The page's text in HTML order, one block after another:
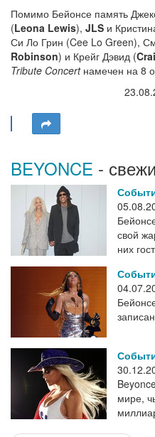
Помимо Бейонсе память
(Leona Lewis), JLS и
Си Ло Грин (Cee Lo Green),
Robinson) и Крейг Дэвид (
Tribute Concertнамечен на 8
BEYONCE -
свой
них
мире,